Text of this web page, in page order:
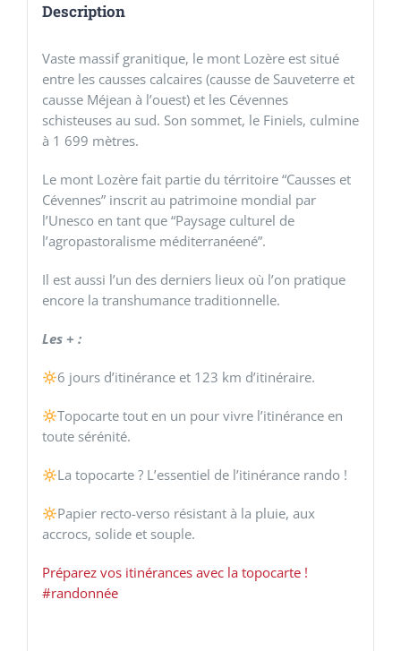
Description
Vaste massif granitique, le mont Lozère est situé
entre les causses calcaires (causse de Sauveterre et
causse Méjean à l’ouest) et les Cévennes
schisteuses au sud. Son sommet, le Finiels, culmine
à 1 699 mètres.
Le mont Lozère fait partie du térritoire “Causses et
Cévennes” inscrit au patrimoine mondial par
l’Unesco en tant que “Paysage culturel de
l’agropastoralisme méditerranéené”.
Il est aussi l’un des derniers lieux où l’on pratique
encore la transhumance traditionnelle.
Les + :
6 jours d’itinérance et 123 km d’itinéraire.
Topocarte tout en un pour vivre l’itinérance en
toute sérénité.
La topocarte ? L’essentiel de l’itinérance rando !
Papier recto-verso résistant à la pluie, aux
accrocs, solide et souple.
Préparez vos itinérances avec la topocarte !
#randonnée